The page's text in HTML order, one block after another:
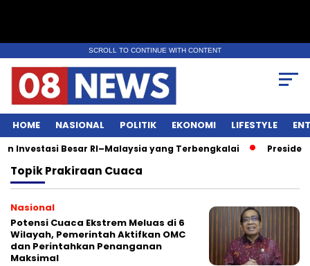
SCROLL TO CONTINUE WITH CONTENT
HOME NASIONAL POLITIK EKONOMI LIFESTYLE
Investasi Besar RI–Malaysia yang Terbengkalai
TopikPrakiraan Cuaca
Nasional
Potensi Cuaca Ekstrem Meluas di 6
Wilayah, Pemerintah Aktifkan OMC
dan Perintahkan Penanganan
Maksimal